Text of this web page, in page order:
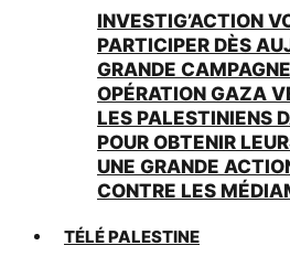
INVESTIG’ACTION
PARTICIPER DÈS
GRANDE
OPÉRATION GAZA
LES PALESTINIENS
POUR OBTENIR
UNE GRANDE
CONTRE LES
TÉLÉ PALESTINE